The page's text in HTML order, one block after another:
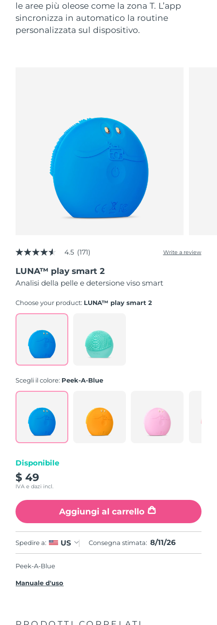
le aree più oleose come la zona T. L’app
sincronizza in automatico la routine
personalizzata sul dispositivo.
4.5
of
5
stars,
rating
Read
Reviews.
Same
page
link.
4.5 (171) Write a review
LUNA™ play smart 2
Analisi della pelle e detersione viso smart
Choose your product: LUNA™ play smart 2
Scegli il colore: Peek-A-Blue
Disponibile
$ 49
IVA e dazi incl.
Aggiungi al carrello
Spedire a: US Consegna stimata: 8/11/26
Peek-A-Blue
Manuale d'uso